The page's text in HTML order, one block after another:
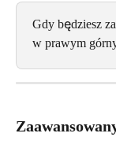
Gdy będziesz
w prawym